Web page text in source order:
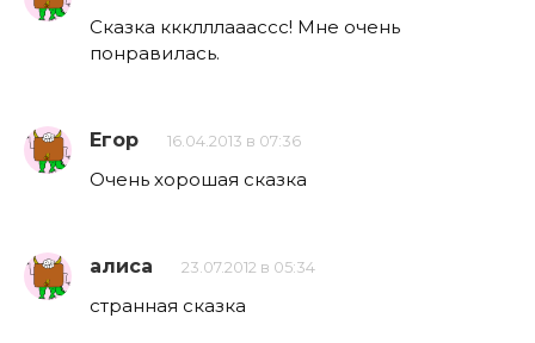
Сказка ккклллааассс! Мне очень
понравилась.
Егор 16.04.2013 в 07:36
Очень хорошая сказка
алиса 23.07.2012 в 05:34
странная сказка